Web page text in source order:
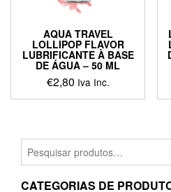
AQUA TRAVEL
LOLLIPOP FLAVOR
LUBRIFICANTE À BASE
DE ÁGUA – 50 ML
€2,80 Iva Inc.
por:
CATEGORIAS DE